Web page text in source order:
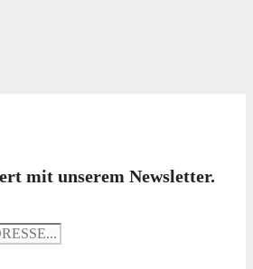
mit unserem Newsletter.